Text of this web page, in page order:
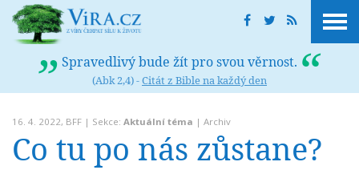
Spravedlivý bude žít pro svou věrnost.
(Abk 2,4) -Citát z Bible na každý den
16. 4. 2022, BFF | Sekce: Aktuální téma | Archiv
Co tu po nás zůstane?